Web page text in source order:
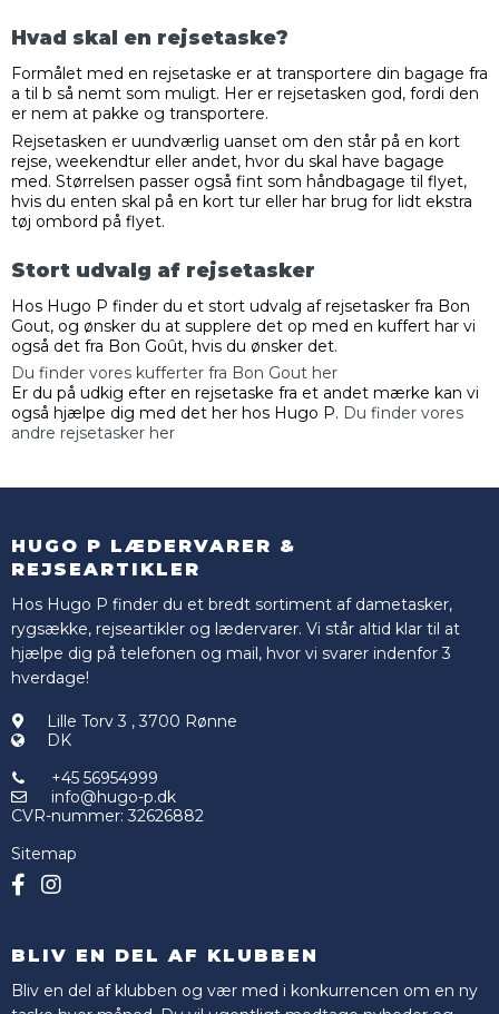
Hvad skal en rejsetaske?
Formålet med en rejsetaske er at transportere din bagage fra
a til b så nemt som muligt. Her er rejsetasken god, fordi den
er nem at pakke og transportere.
Rejsetasken er uundværlig uanset om den står på en kort
rejse, weekendtur eller andet, hvor du skal have bagage
med. Størrelsen passer også fint som håndbagage til flyet,
hvis du enten skal på en kort tur eller har brug for lidt ekstra
tøj ombord på flyet.
Stort udvalg af rejsetasker
Hos Hugo P finder du et stort udvalg af rejsetasker fra Bon
Gout, og ønsker du at supplere det op med en kuffert har vi
også det fra Bon Goût, hvis du ønsker det.
Du finder vores kufferter fra Bon Gout her
Er du på udkig efter en rejsetaske fra et andet mærke kan vi
også hjælpe dig med det her hos Hugo P. Du finder vores
andre rejsetasker her
HUGO P LÆDERVARER &
REJSEARTIKLER
Hos Hugo P finder du et bredt sortiment af dametasker,
rygsække, rejseartikler og lædervarer. Vi står altid klar til at
hjælpe dig på telefonen og mail, hvor vi svarer indenfor 3
hverdage!
Lille Torv 3 ,3700 Rønne
DK
+45 56954999
info@hugo-p.dk
CVR-nummer: 32626882
Sitemap
BLIV EN DEL AF KLUBBEN
Bliv en del af klubben og vær med i konkurrencen om en ny